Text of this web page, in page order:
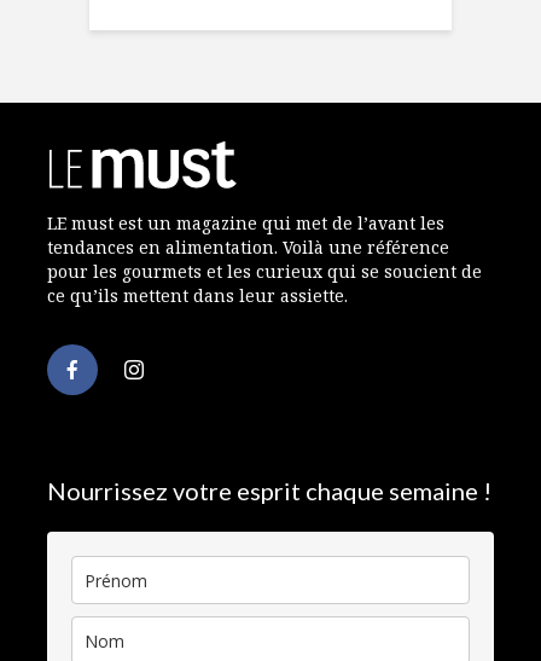
LE must est un magazine qui met de l’avant les
tendances en alimentation. Voilà une référence
pour les gourmets et les curieux qui se soucient de
ce qu’ils mettent dans leur assiette.
Nourrissez votre esprit chaque semaine !